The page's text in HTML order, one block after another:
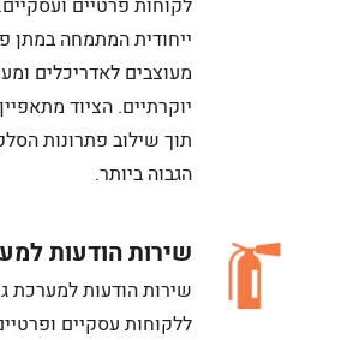
ייחודית המתמחה במתן
מעוצבים לאדריכלים
יוקרתיים. הציוד
תוך שילוב פתרונות
הגבוה ביותר.
שירות הודעות
שירות הודעות למערכת
ללקוחות עסקיים